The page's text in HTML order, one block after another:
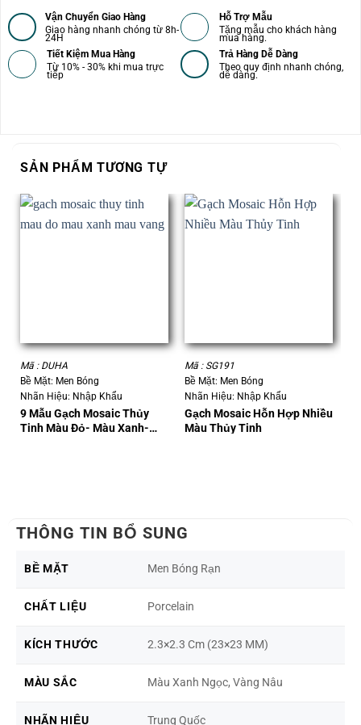
Vận Chuyển Giao Hàng
Giao hàng nhanh chóng từ 8h-
24H
Hỗ Trợ Mẫu
Tặng mẫu cho khách hàng
mua hàng.
Tiết Kiệm Mua Hàng
Từ 10% - 30% khi mua trực
tiếp
Trả Hàng Dễ Dàng
Theo quy định nhanh chóng,
dễ dàng.
SẢN PHẨM TƯƠNG TỰ
Mã : DUHA
Bề Mặt: Men Bóng
Nhãn Hiệu: Nhập Khẩu
9 Mẫu Gạch Mosaic Thủy
Tinh Màu Đỏ- Màu Xanh-
Mã : SG191
Bề Mặt: Men Bóng
Nhãn Hiệu: Nhập Khẩu
Gạch Mosaic Hỗn Hợp Nhiều
Màu Thủy Tinh
THÔNG TIN BỔ SUNG
BỀ MẶT Men Bóng Rạn
CHẤT LIỆU Porcelain
KÍCH THƯỚC 2.3×2.3 Cm (23×23 MM)
MÀU SẮC Màu Xanh Ngọc, Vàng Nâu
NHÃN HIỆU Trung Quốc